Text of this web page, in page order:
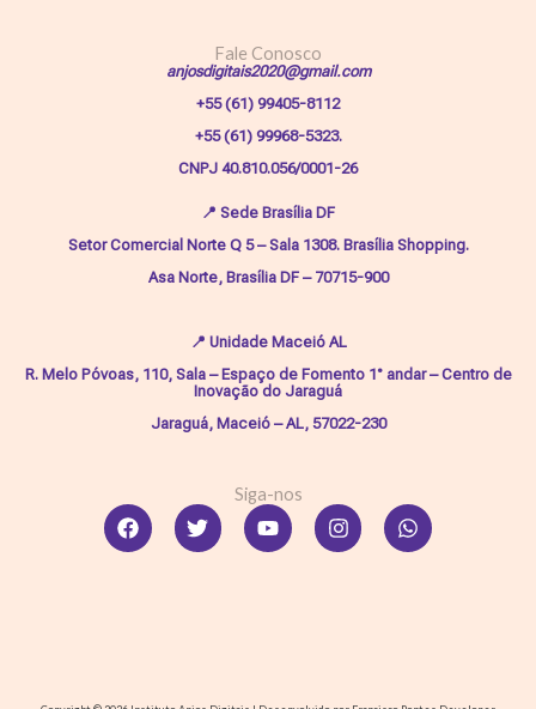
Fale Conosco
anjosdigitais2020@gmail.com
+55 (61) 99405-8112
+55 (61) 99968-5323.
CNPJ 40.810.056/0001-26
📍 Sede Brasília DF
Setor Comercial Norte Q 5 – Sala 1308. Brasília Shopping.
Asa Norte, Brasília DF – 70715-900
📍 Unidade Maceió AL
R. Melo Póvoas, 110, Sala – Espaço de Fomento 1° andar – Centro de
Inovação do Jaraguá
Jaraguá, Maceió – AL, 57022-230
Siga-nos
FacebookTwitterYoutubeInstagramWhatsapp